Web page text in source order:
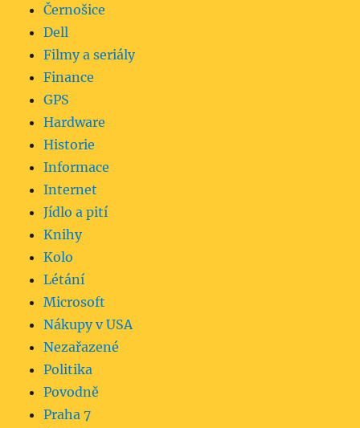
Černošice
Dell
Filmy a seriály
Finance
GPS
Hardware
Historie
Informace
Internet
Jídlo a pití
Knihy
Kolo
Létání
Microsoft
Nákupy v USA
Nezařazené
Politika
Povodně
Praha 7